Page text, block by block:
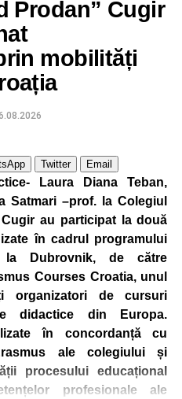
Prodan” Cugir
mobilități
Twitter Email
Laura Diana Teban,
Satmari –prof. la Colegiul
au participat la două
în cadrul programului
la Dubrovnik, de către
Courses Croatia, unul
organizatori de cursuri
didactice din Europa.
în concordanță cu
ale colegiului și
procesului educațional
profesionale ale